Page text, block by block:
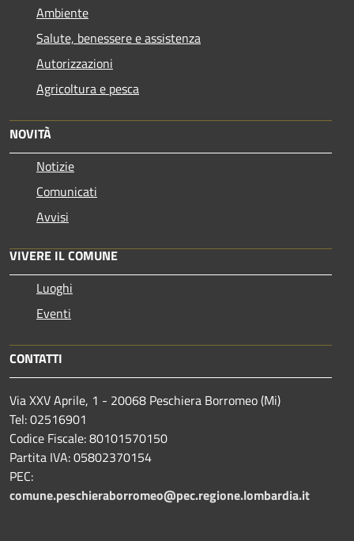
Ambiente
Salute, benessere e assistenza
Autorizzazioni
Agricoltura e pesca
NOVITÀ
Notizie
Comunicati
Avvisi
VIVERE IL COMUNE
Luoghi
Eventi
CONTATTI
Via XXV Aprile, 1 - 20068 Peschiera Borromeo (Mi)
Tel: 02516901
Codice Fiscale: 80101570150
Partita IVA: 05802370154
PEC:
comune.peschieraborromeo@pec.regione.lombardia.it